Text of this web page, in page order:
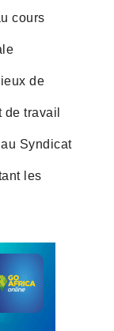
cours
de
travail
Syndicat
les